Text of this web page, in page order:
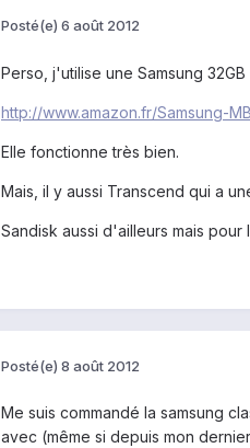
Posté(e) 6 août 2012
Perso, j'utilise une Samsung 32GB
http://www.amazon.fr/Samsung-
Elle fonctionne très bien.
Mais, il y aussi Transcend qui a
Sandisk aussi d'ailleurs mais
Posté(e) 8 août 2012
Me suis commandé la samsung
avec (même si depuis mon